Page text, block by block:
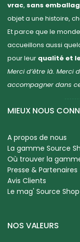
vrac, sans
objet a une histoire,
Et parce que le
accueillons aussi
pour leur qualité et
Merci d’être là. Merci
accompagner dans
MIEUX NOUS
A propos de nous
La gamme Source
Où trouver la
Presse & Partenaires
Avis Clients
Le mag' Source Shop
NOS VALEURS